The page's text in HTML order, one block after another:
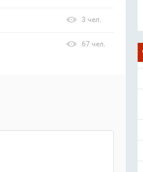
3 чел.
67 чел.